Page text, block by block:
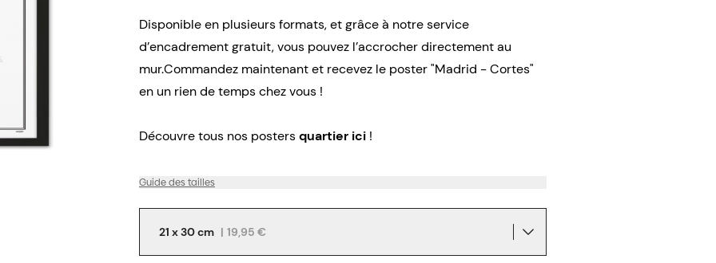
Disponible en plusieurs formats, et grâce à notre service
d’encadrement gratuit, vous pouvez l’accrocher directement au
mur.Commandez maintenant et recevez le poster "Madrid - Cortes"
en un rien de temps chez vous !
Découvre tous nos postersquartier ici !
Guide des tailles
21 x 30 cm | 19,95 €